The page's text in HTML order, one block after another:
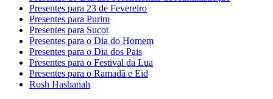
Presentes para 23 de Fevereiro
Presentes para Purim
Presentes para Sucot
Presentes para o Dia do Homem
Presentes para o Dia dos Pais
Presentes para o Festival da Lua
Presentes para o Ramadã e Eid
Rosh Hashanah